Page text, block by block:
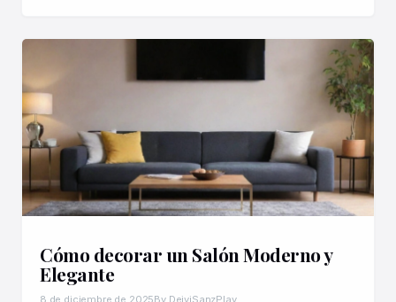
Cómo decorar un Salón Moderno y
Elegante
8 de diciembre de 2025By DeiviSanzPlay